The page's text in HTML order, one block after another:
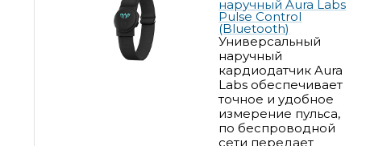
наручный Aura Labs
Pulse Control
(Bluetooth)
Универсальный
наручный
кардиодатчик Aura
Labs обеспечивает
точное и удобное
измерение пульса,
по беспроводной
сети передает